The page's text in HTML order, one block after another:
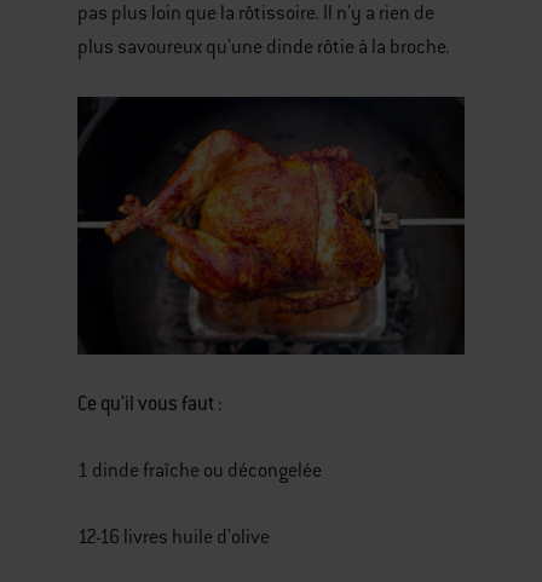
pas plus loin que la rôtissoire. Il n'y a rien de
plus savoureux qu'une dinde rôtie à la broche.
Ce qu'il vous faut :
1 dinde fraîche ou décongelée
12-16 livres huile d'olive